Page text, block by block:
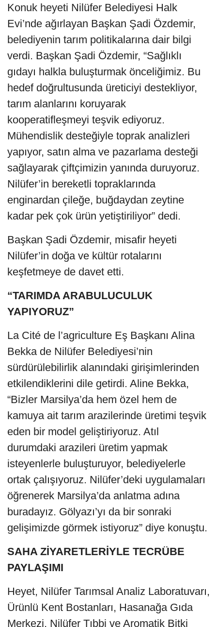
Konuk heyeti Nilüfer Belediyesi Halk
Evi’nde ağırlayan Başkan Şadi Özdemir,
belediyenin tarım politikalarına dair bilgi
verdi. Başkan Şadi Özdemir, “Sağlıklı
gıdayı halkla buluşturmak önceliğimiz. Bu
hedef doğrultusunda üreticiyi destekliyor,
tarım alanlarını koruyarak
kooperatifleşmeyi teşvik ediyoruz.
Mühendislik desteğiyle toprak analizleri
yapıyor, satın alma ve pazarlama desteği
sağlayarak çiftçimizin yanında duruyoruz.
Nilüfer’in bereketli topraklarında
enginardan çileğe, buğdaydan zeytine
kadar pek çok ürün yetiştiriliyor” dedi.
Başkan Şadi Özdemir, misafir heyeti
Nilüfer’in doğa ve kültür rotalarını
keşfetmeye de davet etti.
“TARIMDA ARABULUCULUK
YAPIYORUZ”
La Cité de l’agriculture Eş Başkanı Alina
Bekka de Nilüfer Belediyesi’nin
sürdürülebilirlik alanındaki girişimlerinden
etkilendiklerini dile getirdi. Aline Bekka,
“Bizler Marsilya’da hem özel hem de
kamuya ait tarım arazilerinde üretimi teşvik
eden bir model geliştiriyoruz. Atıl
durumdaki arazileri üretim yapmak
isteyenlerle buluşturuyor, belediyelerle
ortak çalışıyoruz. Nilüfer’deki uygulamaları
öğrenerek Marsilya’da anlatma adına
buradayız. Gölyazı’yı da bir sonraki
gelişimizde görmek istiyoruz” diye konuştu.
SAHA ZİYARETLERİYLE TECRÜBE
PAYLAŞIMI
Heyet, Nilüfer Tarımsal Analiz Laboratuvarı,
Ürünlü Kent Bostanları, Hasanağa Gıda
Merkezi, Nilüfer Tıbbi ve Aromatik Bitki